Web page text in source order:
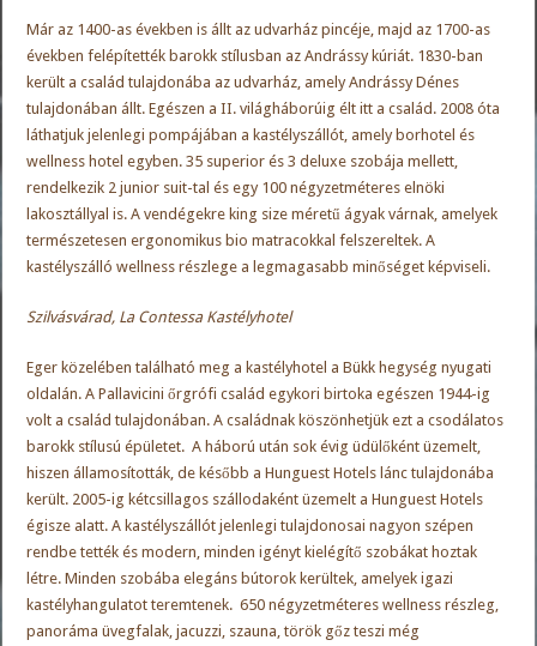
Már az 1400-as években is állt az udvarház pincéje, majd az 1700-as
években felépítették barokk stílusban az Andrássy kúriát. 1830-ban
került a család tulajdonába az udvarház, amely Andrássy Dénes
tulajdonában állt. Egészen a II. világháborúig élt itt a család. 2008 óta
láthatjuk jelenlegi pompájában a kastélyszállót, amely borhotel és
wellness hotel egyben. 35 superior és 3 deluxe szobája mellett,
rendelkezik 2 junior suit-tal és egy 100 négyzetméteres elnöki
lakosztállyal is. A vendégekre king size méretű ágyak várnak, amelyek
természetesen ergonomikus bio matracokkal felszereltek. A
kastélyszálló wellness részlege a legmagasabb minőséget képviseli.
Szilvásvárad, La Contessa Kastélyhotel
Eger közelében található meg a kastélyhotel a Bükk hegység nyugati
oldalán. A Pallavicini őrgrófi család egykori birtoka egészen 1944-ig
volt a család tulajdonában. A családnak köszönhetjük ezt a csodálatos
barokk stílusú épületet. A háború után sok évig üdülőként üzemelt,
hiszen államosították, de később a Hunguest Hotels lánc tulajdonába
került. 2005-ig kétcsillagos szállodaként üzemelt a Hunguest Hotels
égisze alatt. A kastélyszállót jelenlegi tulajdonosai nagyon szépen
rendbe tették és modern, minden igényt kielégítő szobákat hoztak
létre. Minden szobába elegáns bútorok kerültek, amelyek igazi
kastélyhangulatot teremtenek. 650 négyzetméteres wellness részleg,
panoráma üvegfalak, jacuzzi, szauna, török gőz teszi még